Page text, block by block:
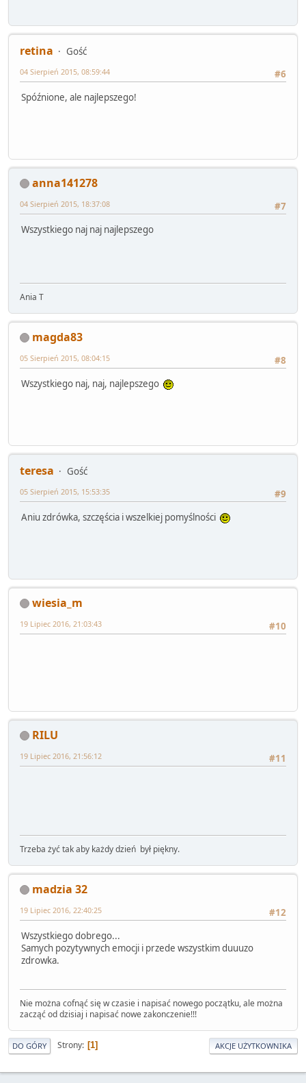
retina
Gość
#6
04 Sierpień 2015, 08:59:44
Spóźnione, ale najlepszego!
anna141278
#7
04 Sierpień 2015, 18:37:08
Wszystkiego naj naj najlepszego
Ania T
magda83
#8
05 Sierpień 2015, 08:04:15
Wszystkiego naj, naj, najlepszego
teresa
Gość
#9
05 Sierpień 2015, 15:53:35
Aniu zdrówka, szczęścia i wszelkiej pomyślności
wiesia_m
#10
19 Lipiec 2016, 21:03:43
RILU
#11
19 Lipiec 2016, 21:56:12
Trzeba żyć tak aby każdy dzień był piękny.
madzia 32
#12
19 Lipiec 2016, 22:40:25
Wszystkiego dobrego...
Samych pozytywnych emocji i przede wszystkim duuuzo
zdrowka.
Nie można cofnąć się w czasie i napisać nowego początku, ale można
zacząć od dzisiaj i napisać nowe zakonczenie!!!
DO GÓRY Strony 1 AKCJE UŻYTKOWNIKA